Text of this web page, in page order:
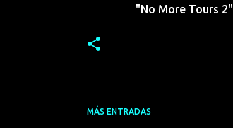
"No More Tours 2"
MÁS ENTRADAS